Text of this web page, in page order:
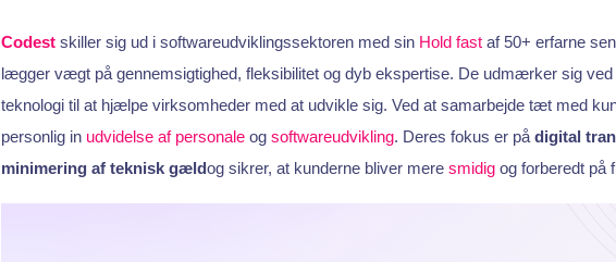
Codestskiller sig ud i softwareudviklingssektoren med sin Hold fastaf 50+ erfarne
lægger vægt på gennemsigtighed, fleksibilitet og dyb ekspertise. De udmærker sig ved
teknologi til at hjælpe virksomheder med at udvikle sig. Ved at samarbejde tæt med
personlig in udvidelse af personaleog softwareudvikling. Deres fokus er på digital
minimering af teknisk gældog sikrer, at kunderne bliver mere smidigog forberedt på